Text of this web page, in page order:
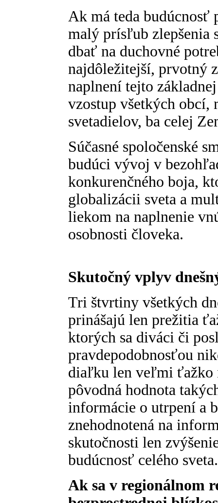
Ak má teda budúcnosť
malý prísľub zlepšenia
dbať na duchovné
najdôležitejší, prvotný
naplnení tejto
vzostup všetkých obcí,
svetadielov, ba celej
Súčasné spoločenské
budúci vývoj v
konkurenčného boja,
globalizácii sveta a
liekom na naplnenie
osobnosti človeka.
Skutočný vplyv
Tri štvrtiny všetkých
prinášajú len prežitia
ktorých sa diváci či
pravdepodobnosťou
diaľku len veľmi ťažko
pôvodná hodnota
informácie o utrpení a
znehodnotená na
skutočnosti len
budúcnosť celého sveta.
Ak sa v regionálnom